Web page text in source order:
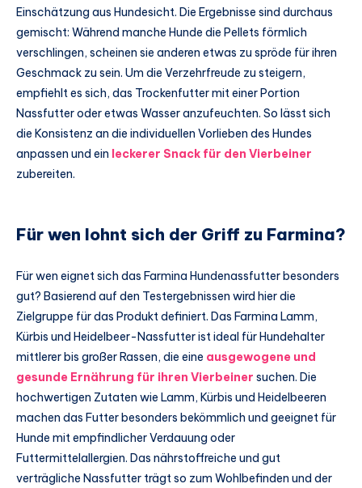
Einschätzung aus Hundesicht. Die Ergebnisse sind durchaus
gemischt: Während manche Hunde die Pellets förmlich
verschlingen, scheinen sie anderen etwas zu spröde für ihren
Geschmack zu sein. Um die Verzehrfreude zu steigern,
empfiehlt es sich, das Trockenfutter mit einer Portion
Nassfutter oder etwas Wasser anzufeuchten. So lässt sich
die Konsistenz an die individuellen Vorlieben des Hundes
anpassen und ein leckerer Snack für den Vierbeiner
zubereiten.
Für wen lohnt sich der Griff zu Farmina?
Für wen eignet sich das Farmina Hundenassfutter besonders
gut? Basierend auf den Testergebnissen wird hier die
Zielgruppe für das Produkt definiert. Das Farmina Lamm,
Kürbis und Heidelbeer-Nassfutter ist ideal für Hundehalter
mittlerer bis großer Rassen, die eine ausgewogene und
gesunde Ernährung für ihren Vierbeiner suchen. Die
hochwertigen Zutaten wie Lamm, Kürbis und Heidelbeeren
machen das Futter besonders bekömmlich und geeignet für
Hunde mit empfindlicher Verdauung oder
Futtermittelallergien. Das nährstoffreiche und gut
verträgliche Nassfutter trägt so zum Wohlbefinden und der